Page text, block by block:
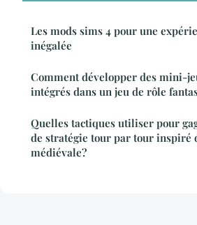
Les mods sims 4 pour une
inégalée
Comment développer des mini-
intégrés dans un jeu de rôle
Quelles tactiques utiliser pour
de stratégie tour par tour inspiré
médiévale?